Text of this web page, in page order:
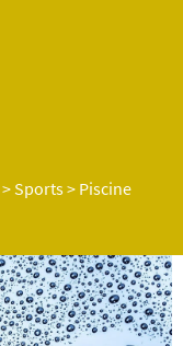
>Sports> Piscine